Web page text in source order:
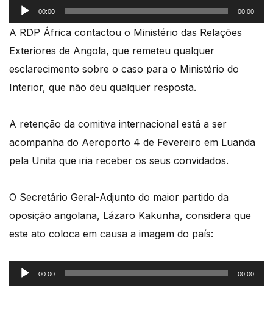
Reprodutor
de
00:00 00:00
A RDP África contactou o Ministério das Relações
Exteriores de Angola, que remeteu qualquer
esclarecimento sobre o caso para o Ministério do
Interior, que não deu qualquer resposta.
A retenção da comitiva internacional está a ser
acompanha do Aeroporto 4 de Fevereiro em Luanda
pela Unita que iria receber os seus convidados.
O Secretário Geral-Adjunto do maior partido da
oposição angolana, Lázaro Kakunha, considera que
este ato coloca em causa a imagem do país:
Reprodutor
de
00:00 00:00